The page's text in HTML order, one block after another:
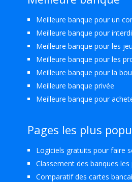
Meilleure banque pour un
Meilleure banque pour
Meilleure banque pour les
Meilleure banque pour les
Meilleure banque pour la
Meilleure banque privée
Meilleure banque pour
Pages les plus
Logiciels gratuits pour faire
Classement des banques les
Comparatif des cartes